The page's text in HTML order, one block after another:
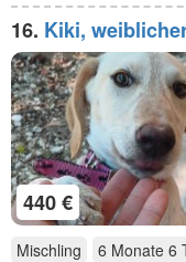
16. Kiki,
27798 Hude)
440 €
Mischling 6 Monate 6